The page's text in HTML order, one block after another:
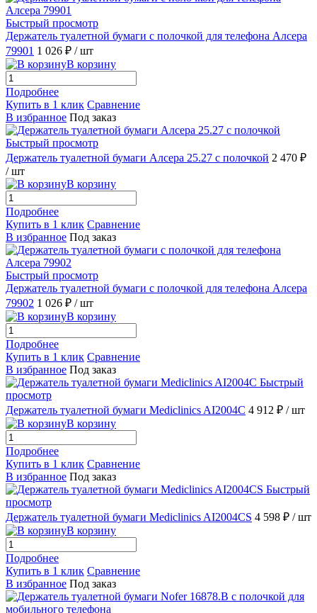
Быстрый просмотр
Держатель туалетной бумаги с полочкой для телефона Алсера
79901 1 026 ₽ / шт
В корзину
Подробнее
Купить в 1 клик Сравнение
В избранное Под заказ
Быстрый просмотр
Держатель туалетной бумаги Алсера 25.27 с полочкой 2 470 ₽
/ шт
В корзину
Подробнее
Купить в 1 клик Сравнение
В избранное Под заказ
Быстрый просмотр
Держатель туалетной бумаги с полочкой для телефона Алсера
79902 1 026 ₽ / шт
В корзину
Подробнее
Купить в 1 клик Сравнение
В избранное Под заказ
Быстрый
просмотр
Держатель туалетной бумаги Mediclinics AI2004C 4 912 ₽ / шт
В корзину
Подробнее
Купить в 1 клик Сравнение
В избранное Под заказ
Быстрый
просмотр
Держатель туалетной бумаги Mediclinics AI2004CS 4 598 ₽ / шт
В корзину
Подробнее
Купить в 1 клик Сравнение
В избранное Под заказ